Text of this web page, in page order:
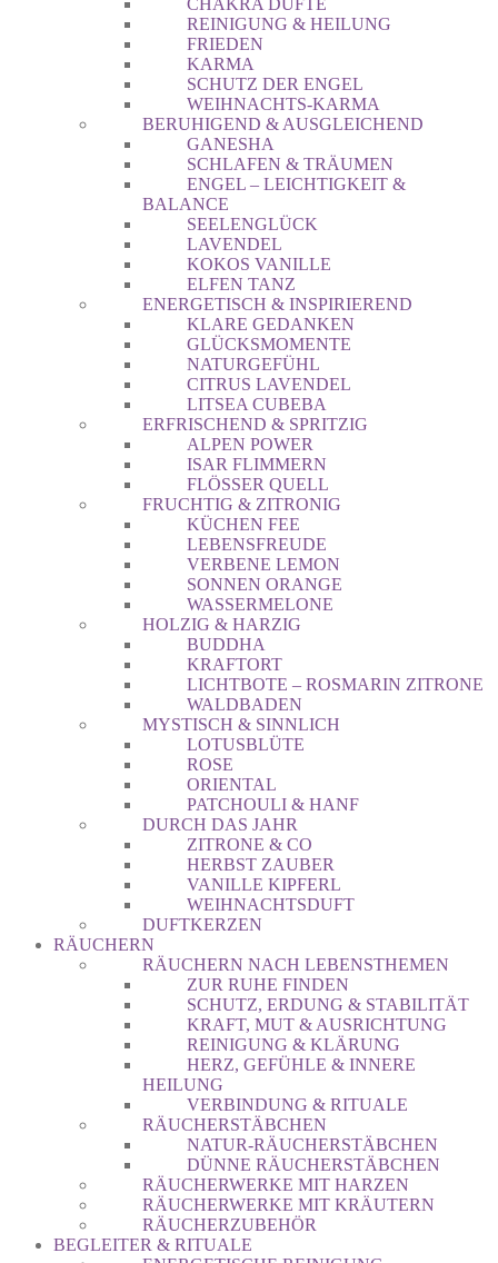
CHAKRA DÜFTE
REINIGUNG & HEILUNG
FRIEDEN
KARMA
SCHUTZ DER ENGEL
WEIHNACHTS-KARMA
BERUHIGEND & AUSGLEICHEND
GANESHA
SCHLAFEN & TRÄUMEN
ENGEL – LEICHTIGKEIT &
BALANCE
SEELENGLÜCK
LAVENDEL
KOKOS VANILLE
ELFEN TANZ
ENERGETISCH & INSPIRIEREND
KLARE GEDANKEN
GLÜCKSMOMENTE
NATURGEFÜHL
CITRUS LAVENDEL
LITSEA CUBEBA
ERFRISCHEND & SPRITZIG
ALPEN POWER
ISAR FLIMMERN
FLÖSSER QUELL
FRUCHTIG & ZITRONIG
KÜCHEN FEE
LEBENSFREUDE
VERBENE LEMON
SONNEN ORANGE
WASSERMELONE
HOLZIG & HARZIG
BUDDHA
KRAFTORT
LICHTBOTE – ROSMARIN ZITRONE
WALDBADEN
MYSTISCH & SINNLICH
LOTUSBLÜTE
ROSE
ORIENTAL
PATCHOULI & HANF
DURCH DAS JAHR
ZITRONE & CO
HERBST ZAUBER
VANILLE KIPFERL
WEIHNACHTSDUFT
DUFTKERZEN
RÄUCHERN
RÄUCHERN NACH LEBENSTHEMEN
ZUR RUHE FINDEN
SCHUTZ, ERDUNG & STABILITÄT
KRAFT, MUT & AUSRICHTUNG
REINIGUNG & KLÄRUNG
HERZ, GEFÜHLE & INNERE
HEILUNG
VERBINDUNG & RITUALE
RÄUCHERSTÄBCHEN
NATUR-RÄUCHERSTÄBCHEN
DÜNNE RÄUCHERSTÄBCHEN
RÄUCHERWERKE MIT HARZEN
RÄUCHERWERKE MIT KRÄUTERN
RÄUCHERZUBEHÖR
BEGLEITER & RITUALE